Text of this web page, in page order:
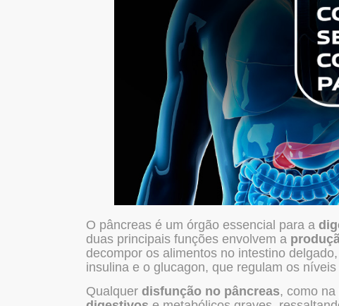
O pâncreas é um órgão essencial para a
duas principais funções envolvem a
decompor os alimentos no intestino
insulina e o glucagon, que regulam os
Qualquer disfunção no pâncreas, como